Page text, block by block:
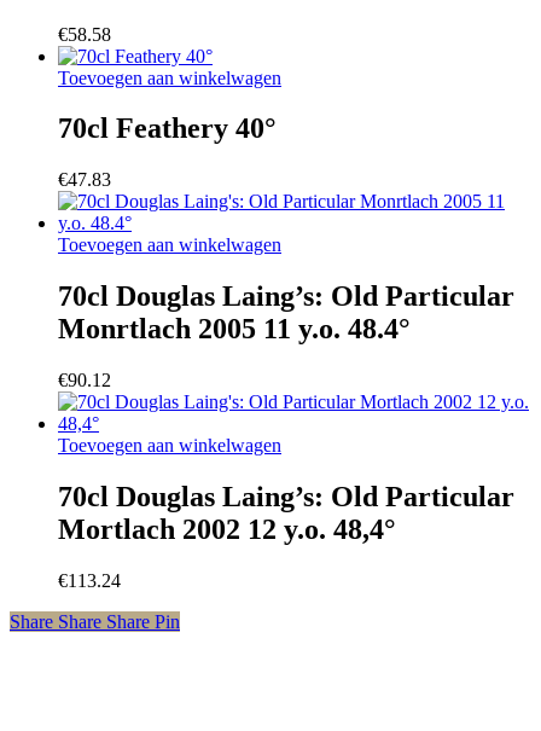
€58.58
Toevoegen aan winkelwagen
70cl Feathery 40°
€47.83
Toevoegen aan winkelwagen
70cl Douglas Laing’s: Old Particular
Monrtlach 2005 11 y.o. 48.4°
€90.12
Toevoegen aan winkelwagen
70cl Douglas Laing’s: Old Particular
Mortlach 2002 12 y.o. 48,4°
€113.24
Share
Share Share Share Pin